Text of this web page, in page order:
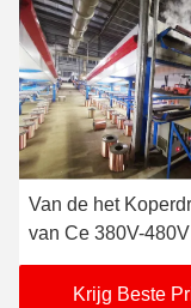
Van de het
van Ce 380V-
van de de
Machine de
Krijg Beste